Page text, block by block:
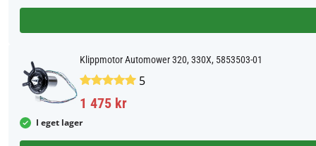
Klippmotor Automower 320, 330X, 5853503-01
5
1 475 kr
I eget lager